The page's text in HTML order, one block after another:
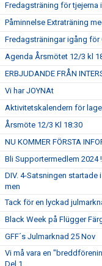
Fredagsträning för tjejerna
Påminnelse Extraträning
Fredagsträningar igång för
Agenda Årsmötet 12/3 kl
ERBJUDANDE FRÅN
Vi har JOYNAt
Aktivitetskalendern för
Årsmöte 12/3 Kl 18:30
NU KOMMER FÖRSTA
Bli Supportermedlem 2024
DIV. 4-Satsningen
men
Tack för en lyckad
Black Week på Flügger
GFF´s Julmarknad 25 Nov
Vi må vara en
Del 1